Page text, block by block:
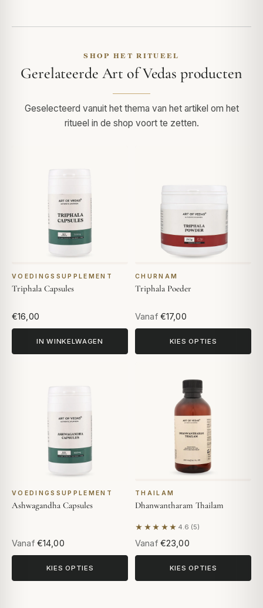
SHOP HET RITUEEL
Gerelateerde Art of Vedas producten
Geselecteerd vanuit het thema van het artikel om het
ritueel in de shop voort te zetten.
VOEDINGSSUPPLEMENT
Triphala Capsules
€16,00
IN WINKELWAGEN
CHURNAM
Triphala Poeder
Vanaf €17,00
KIES OPTIES
VOEDINGSSUPPLEMENT
Ashwagandha Capsules
Vanaf €14,00
KIES OPTIES
THAILAM
Dhanwantharam Thailam
★★★★★ 4.6 (5)
Gebaseerd op 5
Vanaf €23,00
KIES OPTIES